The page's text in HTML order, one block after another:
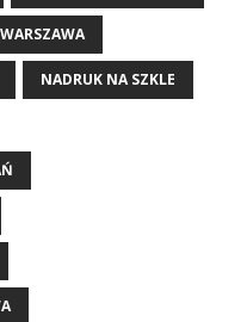
NADRUK NA SZKLE